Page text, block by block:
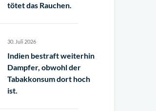
tötet das Rauchen.
30. Juli 2026
Indien bestraft weiterhin
Dampfer, obwohl der
Tabakkonsum dort hoch
ist.